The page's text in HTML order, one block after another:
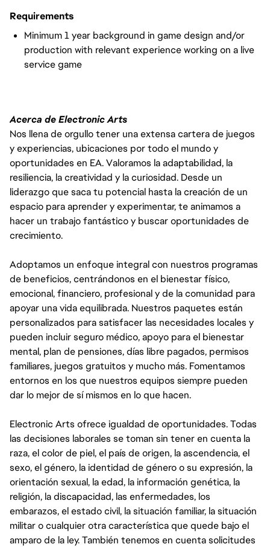
Requirements
Minimum 1 year background in game design and/or
production with relevant experience working on a live
service game
Acerca de Electronic Arts
Nos llena de orgullo tener una extensa cartera de juegos
y experiencias, ubicaciones por todo el mundo y
oportunidades en EA. Valoramos la adaptabilidad, la
resiliencia, la creatividad y la curiosidad. Desde un
liderazgo que saca tu potencial hasta la creación de un
espacio para aprender y experimentar, te animamos a
hacer un trabajo fantástico y buscar oportunidades de
crecimiento.
Adoptamos un enfoque integral con nuestros programas
de beneficios, centrándonos en el bienestar físico,
emocional, financiero, profesional y de la comunidad para
apoyar una vida equilibrada. Nuestros paquetes están
personalizados para satisfacer las necesidades locales y
pueden incluir seguro médico, apoyo para el bienestar
mental, plan de pensiones, días libre pagados, permisos
familiares, juegos gratuitos y mucho más. Fomentamos
entornos en los que nuestros equipos siempre pueden
dar lo mejor de sí mismos en lo que hacen.
Electronic Arts ofrece igualdad de oportunidades. Todas
las decisiones laborales se toman sin tener en cuenta la
raza, el color de piel, el país de origen, la ascendencia, el
sexo, el género, la identidad de género o su expresión, la
orientación sexual, la edad, la información genética, la
religión, la discapacidad, las enfermedades, los
embarazos, el estado civil, la situación familiar, la situación
militar o cualquier otra característica que quede bajo el
amparo de la ley. También tenemos en cuenta solicitudes